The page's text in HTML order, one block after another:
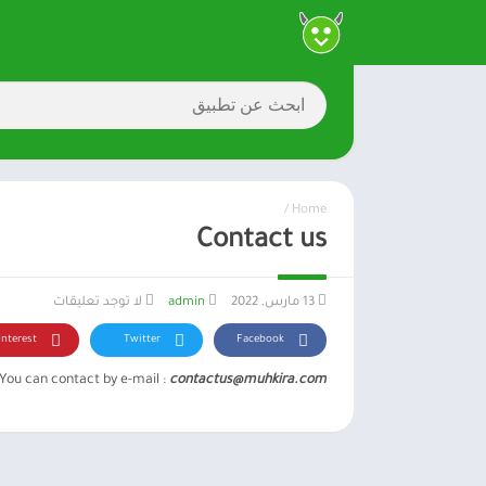
Home
/
Contact us
admin لا توجد تعليقات
Facebook
Twitter
You can contact by e-mail : contactus@muhkira.com